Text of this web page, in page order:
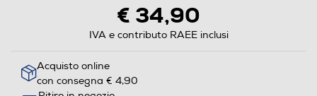
€ 34,90
IVA e contributo RAEE inclusi
Acquisto online
con consegna € 4,90